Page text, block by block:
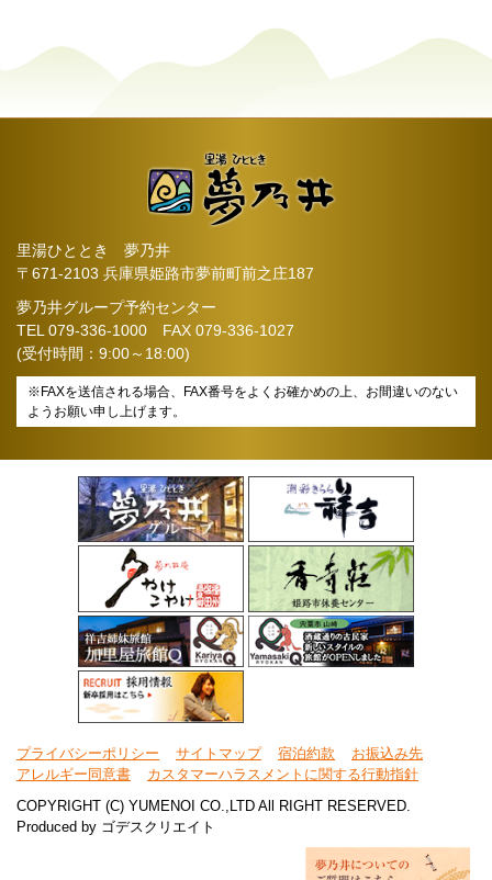
里湯ひととき 夢乃井
〒671-2103 兵庫県姫路市夢前町前之庄187
夢乃井グループ予約センター
TEL 079-336-1000 FAX 079-336-1027
(受付時間：9:00～18:00)
※FAXを送信される場合、FAX番号をよくお確かめの上、お間違いのない
ようお願い申し上げます。
プライバシーポリシー サイトマップ 宿泊約款
お振込み先
アレルギー同意書
カスタマーハラスメントに関する行動指針
COPYRIGHT (C) YUMENOI CO.,LTD All RIGHT RESERVED.
Produced by ゴデスクリエイト